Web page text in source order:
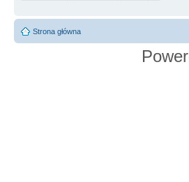
Strona główna